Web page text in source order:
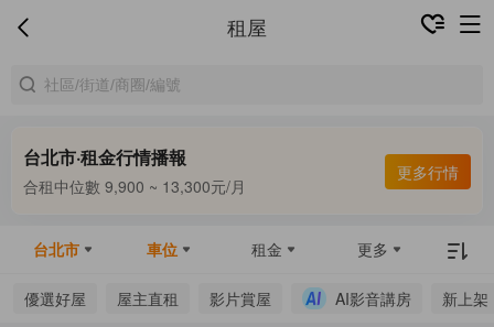
租屋
台北市·租金行情播報
合租中位數 9,900 ~ 13,300元/月
更多行情
台北市 車位 租金 更多
優選好屋 屋主直租 影片賞屋 AI影音講房 新上架